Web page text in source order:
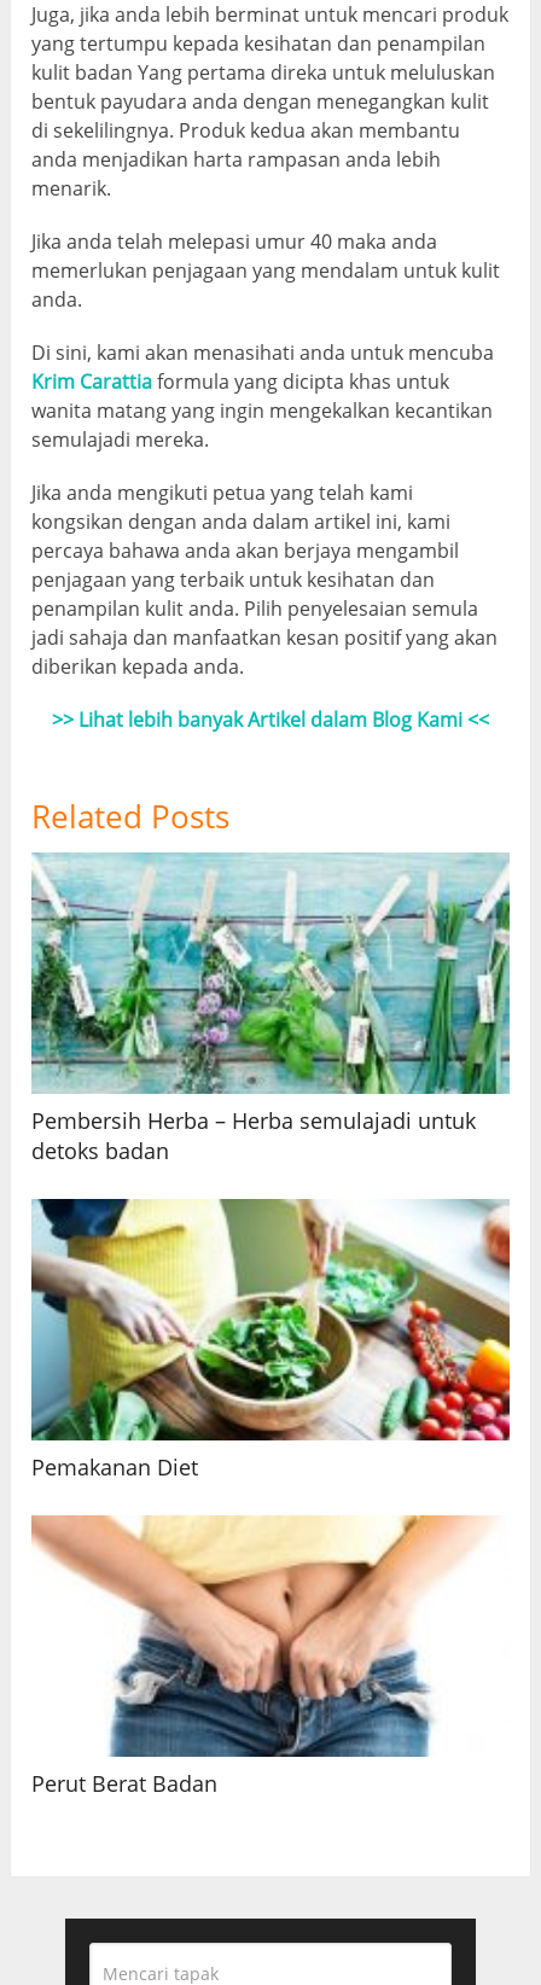
Juga, jika anda lebih berminat untuk mencari produk
yang tertumpu kepada kesihatan dan penampilan
kulit badan Yang pertama direka untuk meluluskan
bentuk payudara anda dengan menegangkan kulit
di sekelilingnya. Produk kedua akan membantu
anda menjadikan harta rampasan anda lebih
menarik.
Jika anda telah melepasi umur 40 maka anda
memerlukan penjagaan yang mendalam untuk kulit
anda.
Di sini, kami akan menasihati anda untuk mencuba
Krim Carattiaformula yang dicipta khas untuk
wanita matang yang ingin mengekalkan kecantikan
semulajadi mereka.
Jika anda mengikuti petua yang telah kami
kongsikan dengan anda dalam artikel ini, kami
percaya bahawa anda akan berjaya mengambil
penjagaan yang terbaik untuk kesihatan dan
penampilan kulit anda. Pilih penyelesaian semula
jadi sahaja dan manfaatkan kesan positif yang akan
diberikan kepada anda.
>> Lihat lebih banyak Artikel dalam Blog Kami <<
Related Posts
Pembersih Herba – Herba semulajadi untuk
detoks badan
Pemakanan Diet
Perut Berat Badan